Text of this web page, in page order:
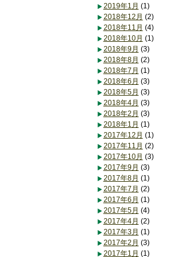
2019年1月 (1)
2018年12月 (2)
2018年11月 (4)
2018年10月 (1)
2018年9月 (3)
2018年8月 (2)
2018年7月 (1)
2018年6月 (3)
2018年5月 (3)
2018年4月 (3)
2018年2月 (3)
2018年1月 (1)
2017年12月 (1)
2017年11月 (2)
2017年10月 (3)
2017年9月 (3)
2017年8月 (1)
2017年7月 (2)
2017年6月 (1)
2017年5月 (4)
2017年4月 (2)
2017年3月 (1)
2017年2月 (3)
2017年1月 (1)